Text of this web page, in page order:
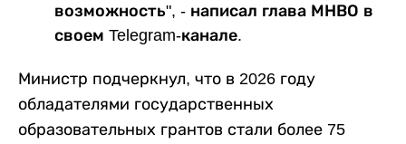
возможность", - написал глава МНВО в
своем Telegram-канале.
Министр подчеркнул, что в 2026 году
обладателями государственных
образовательных грантов стали более 75